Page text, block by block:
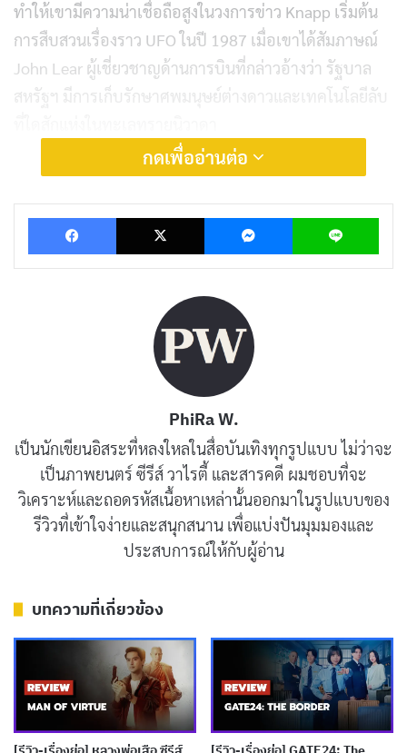
ทำให้เขามีความน่าเชื่อถือสูงในวงการข่าว Knapp เริ่มต้น
การสืบสวนเรื่องราว UFO ในปี 1987 เมื่อเขาได้สัมภาษณ์
John Lear ผู้เชี่ยวชาญด้านการบินที่กล่าวอ้างว่า รัฐบาล
สหรัฐฯ มีการเก็บรักษาศพมนุษย์ต่างดาวและเทคโนโลยีลับ
ความเชื่อว่าองค์การรัฐกำลังศึกษาเรื่อง UFO และการ
พบปะกับมนุษย์ต่างดาวได้รับการยอมรับมากขึ้นในช่วง
หลายปีที่ผ่านมา โดยมีการให้การของเจ้าหน้าที่ทหารชั้นสูง
ที่มีชื่อเสียงทำให้เรื่องนี้กลายเป็นข่าวใหญ่ แน่นอนว่า
หนึ่งในคำถามที่ Knapp พยายามหาคำตอบคือ ทำไมมนุษย์
ต่างดาวถึงต้องการมาเยือนโลก? หลักฐานบางอย่างชี้ให้เห็น
ว่า หากพวกเขามาจริง จุดประสงค์อาจเป็นเพียงเพื่อ
สังเกตการณ์และศึกษาวิถีชีวิตของมนุษย์ Knapp จึงเดินทาง
ไปยังโอเรกอนเพื่อสืบสวนเหตุการณ์การทำลายล้างวัวที่ถูก
พูดถึงมาตั้งแต่ยุค 1970 โดยเขาได้พบกับ Doug Laux อดีต
เจ้าหน้าที่ CIA และสัมภาษณ์เจ้าของฟาร์มและนายอำเภอ
ในท้องที่ที่เคยพบเห็นวัวที่ถูกทำลายอย่างแปลกประหลาด
กดเพื่ออ่านต่อ
Facebook X Messenger Line
PhiRa W.
เป็นนักเขียนอิสระที่หลงใหลในสื่อบันเทิงทุกรูปแบบ ไม่ว่าจะ
เป็นภาพยนตร์ ซีรีส์ วาไรตี้ และสารคดี ผมชอบที่จะ
วิเคราะห์และถอดรหัสเนื้อหาเหล่านั้นออกมาในรูปแบบของ
รีวิวที่เข้าใจง่ายและสนุกสนาน เพื่อแบ่งปันมุมมองและ
ประสบการณ์ให้กับผู้อ่าน
บทความที่เกี่ยวข้อง